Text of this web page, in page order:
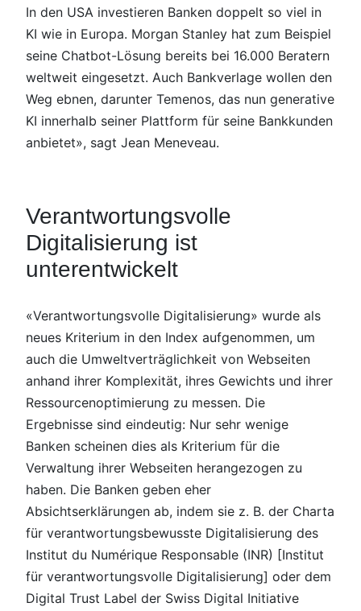
In den USA investieren Banken doppelt so viel in
KI wie in Europa. Morgan Stanley hat zum Beispiel
seine Chatbot-Lösung bereits bei 16.000 Beratern
weltweit eingesetzt. Auch Bankverlage wollen den
Weg ebnen, darunter Temenos, das nun generative
KI innerhalb seiner Plattform für seine Bankkunden
anbietet», sagt Jean Meneveau.
Verantwortungsvolle
Digitalisierung ist
unterentwickelt
«Verantwortungsvolle Digitalisierung» wurde als
neues Kriterium in den Index aufgenommen, um
auch die Umweltverträglichkeit von Webseiten
anhand ihrer Komplexität, ihres Gewichts und ihrer
Ressourcenoptimierung zu messen. Die
Ergebnisse sind eindeutig: Nur sehr wenige
Banken scheinen dies als Kriterium für die
Verwaltung ihrer Webseiten herangezogen zu
haben. Die Banken geben eher
Absichtserklärungen ab, indem sie z. B. der Charta
für verantwortungsbewusste Digitalisierung des
Institut du Numérique Responsable (INR) [Institut
für verantwortungsvolle Digitalisierung] oder dem
Digital Trust Label der Swiss Digital Initiative